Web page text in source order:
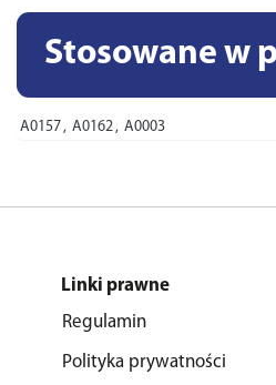
Stosowane w
A0157, A0162, A0003
Linki prawne
Regulamin
Polityka prywatności